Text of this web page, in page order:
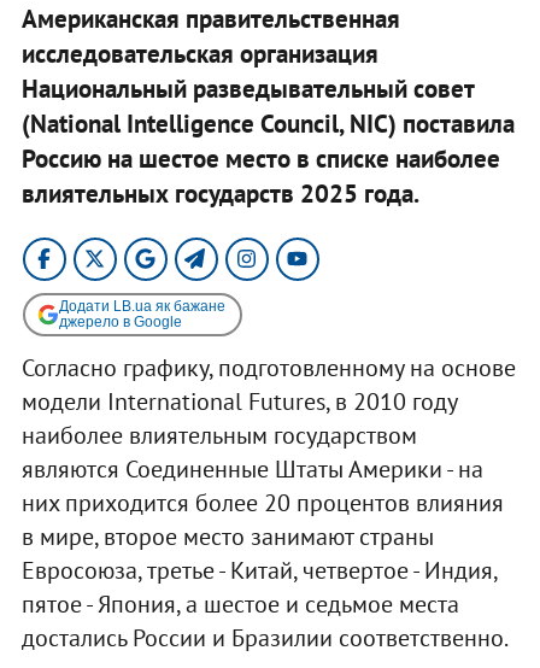
Американская правительственная
исследовательская организация
Национальный разведывательный совет
(National Intelligence Council, NIC) поставила
Россию на шестое место в списке наиболее
влиятельных государств 2025 года.
Додати LB.ua як бажане
джерело в Google
Согласно графику, подготовленному на основе
модели International Futures, в 2010 году
наиболее влиятельным государством
являются Соединенные Штаты Америки - на
них приходится более 20 процентов влияния
в мире, второе место занимают страны
Евросоюза, третье - Китай, четвертое - Индия,
пятое - Япония, а шестое и седьмое места
достались России и Бразилии соответственно.